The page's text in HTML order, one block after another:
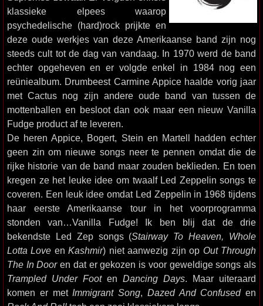
klassieke elpees waarop
psychedelische (hard)rock prijkte en
deze oude werkjes van deze Amerikaanse band zijn nog
steeds cult tot de dag van vandaag. In 1970 werd de band
echter opgeheven en er volgde enkel in 1984 nog een
reüniealbum. Drumbeest Carmine Appice haalde vorig jaar
met Cactus nog zijn andere oude band van tussen de
mottenballen en besloot dan ook maar een nieuw Vanilla
Fudge product af te leveren.
De heren Appice, Bogert, Stein en Martell hadden echter
geen zin om nieuwe songs neer te pennen omdat die de
rijke historie van de band maar zouden beklieden. En toen
kregen ze het leuke idee om twaalf Led Zeppelin songs te
coveren. Een leuk idee omdat Led Zeppelin in 1968 tijdens
haar eerste Amerikaanse tour in het voorprogramma
stonden van…Vanilla Fudge! Ik ben blij dat de drie
bekendste Led Zep songs (Stairway To Heaven, Whole
Lotta Love enKashmir) niet aanwezig zijn op Out Through
The In Dooren dat er gekozen is voor geweldige songs als
Trampled Under Footen Dancing Days. Maar uiteraard
komen er met Immigrant Song, Dazed And Confuseden